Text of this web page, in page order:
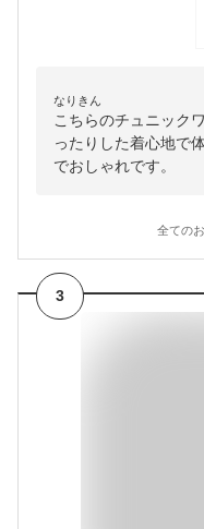
なりきん
こちらのチュニック
ったりした着心地で
でおしゃれです。
全ての
3